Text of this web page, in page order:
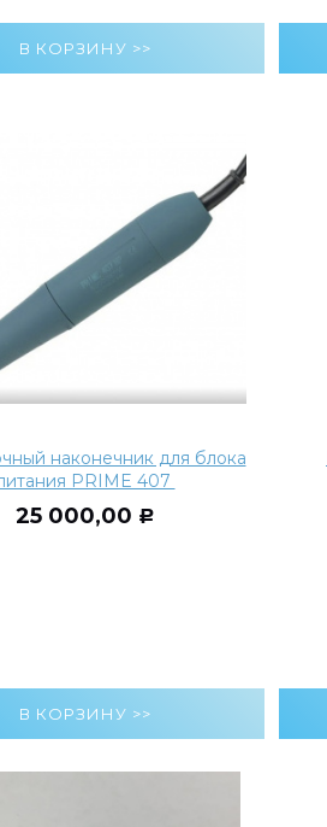
наконечник для блока
PRIME 407
25 000,00 Р